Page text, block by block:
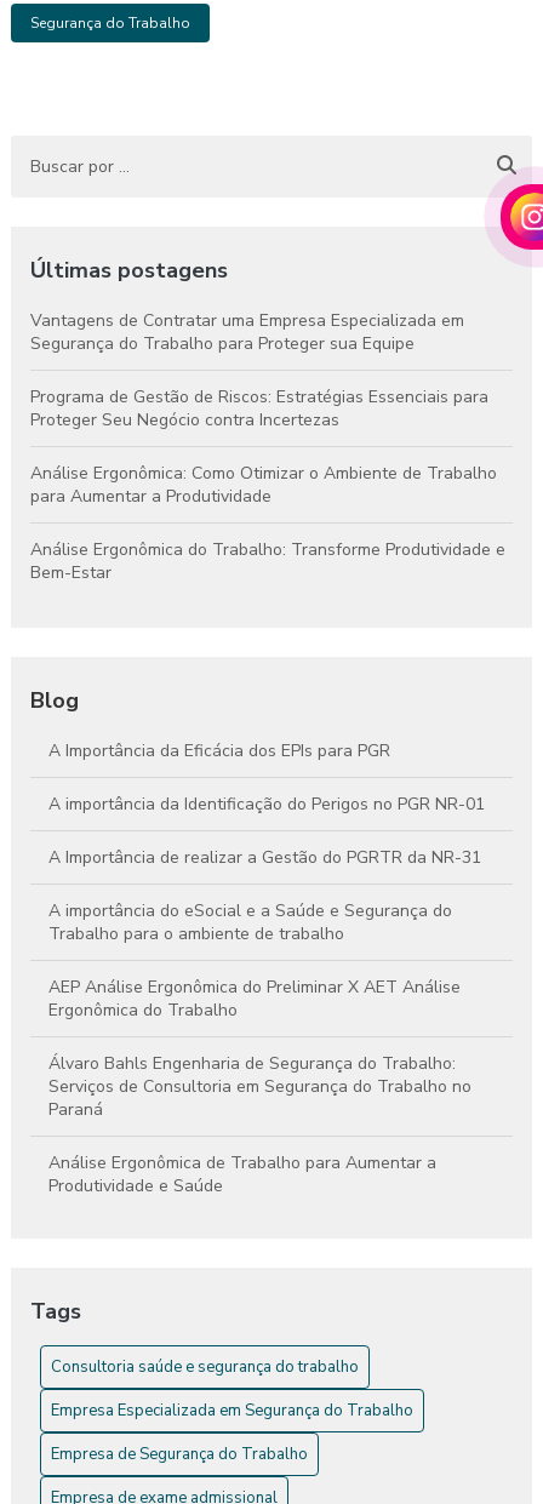
Segurança do Trabalho
Últimas postagens
Vantagens de Contratar uma Empresa Especializada em
Segurança do Trabalho para Proteger sua Equipe
Programa de Gestão de Riscos: Estratégias Essenciais para
Proteger Seu Negócio contra Incertezas
Análise Ergonômica: Como Otimizar o Ambiente de Trabalho
para Aumentar a Produtividade
Análise Ergonômica do Trabalho: Transforme Produtividade e
Bem-Estar
Blog
A Importância da Eficácia dos EPIs para PGR
A importância da Identificação do Perigos no PGR NR-01
A Importância de realizar a Gestão do PGRTR da NR-31
A importância do eSocial e a Saúde e Segurança do
Trabalho para o ambiente de trabalho
AEP Análise Ergonômica do Preliminar X AET Análise
Ergonômica do Trabalho
Álvaro Bahls Engenharia de Segurança do Trabalho:
Serviços de Consultoria em Segurança do Trabalho no
Paraná
Análise Ergonômica de Trabalho para Aumentar a
Produtividade e Saúde
Análise Ergonômica de Trabalho: Guia Completo
Análise Ergonômica do Ambiente de Trabalho
Análise Ergonômica do Trabalho: Essencial Para a
Segurança e Saúde No Trabalho
Análise Ergonômica do Trabalho: Transforme Produtividade
Tags
Consultoria saúde e segurança do trabalho
Empresa Especializada em Segurança do Trabalho
Empresa de Segurança do Trabalho
Empresa de exame admissional